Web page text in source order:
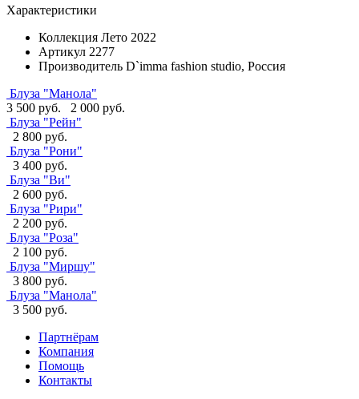
Характеристики
Коллекция Лето 2022
Артикул 2277
Производитель D`imma fashion studio, Россия
Блуза "Манола"
3 500 руб.
2 000 руб.
Блуза "Рейн"
2 800 руб.
Блуза "Рони"
3 400 руб.
Блуза "Ви"
2 600 руб.
Блуза "Рири"
2 200 руб.
Блуза "Роза"
2 100 руб.
Блуза "Миршу"
3 800 руб.
Блуза "Манола"
3 500 руб.
Партнёрам
Компания
Помощь
Контакты